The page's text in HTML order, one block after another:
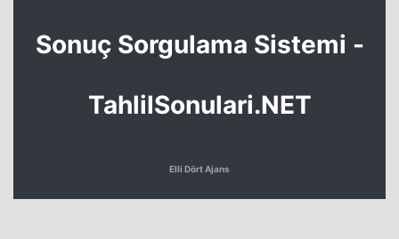
Sonuç Sorgulama Sistemi -
TahlilSonulari.NET
Elli Dört Ajans